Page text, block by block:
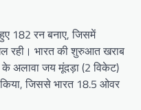
182 रन बनाए, जिसमें
रही। भारत की शुरुआत खराब
अलावा जय मूंदड़ा (2 विकेट)
किया, जिससे भारत 18.5 ओवर